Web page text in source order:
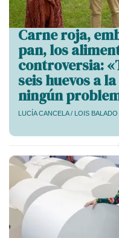
Carne roja,
pan, los
controversia:
seis huevos a
ningún
LUCÍA CANCELA/ LOIS BALADO